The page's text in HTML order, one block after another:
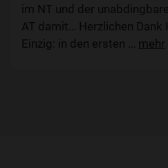
im NT und der
AT damit… Herzlichen Dank
Einzig: in den ersten
… mehr